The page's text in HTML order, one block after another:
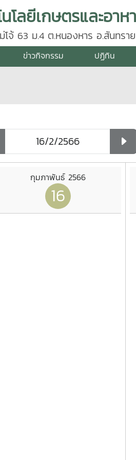
จ้ 63 ม.4 ต.หนองหาร อ.สันทรา
ข่าวกิจกรรม ปฏิทิน
กุมภาพันธ์ 2566
16